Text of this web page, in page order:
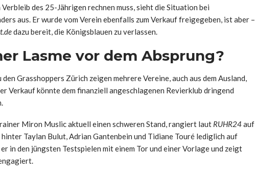
des 25-Jährigen rechnen muss, sieht die Situation bei
aus. Er wurde vom Verein ebenfalls zum Verkauf freigegeben, ist aber –
dazu bereit, die Königsblauen zu verlassen.
Lasme vor dem Absprung?
Grasshoppers Zürich zeigen mehrere Vereine, auch aus dem Ausland,
Verkauf könnte dem finanziell angeschlagenen Revierklub dringend
Miron Muslic aktuell einen schweren Stand, rangiert laut RUHR24auf
Taylan Bulut, Adrian Gantenbein und Tidiane Touré lediglich auf
in den jüngsten Testspielen mit einem Tor und einer Vorlage und zeigt